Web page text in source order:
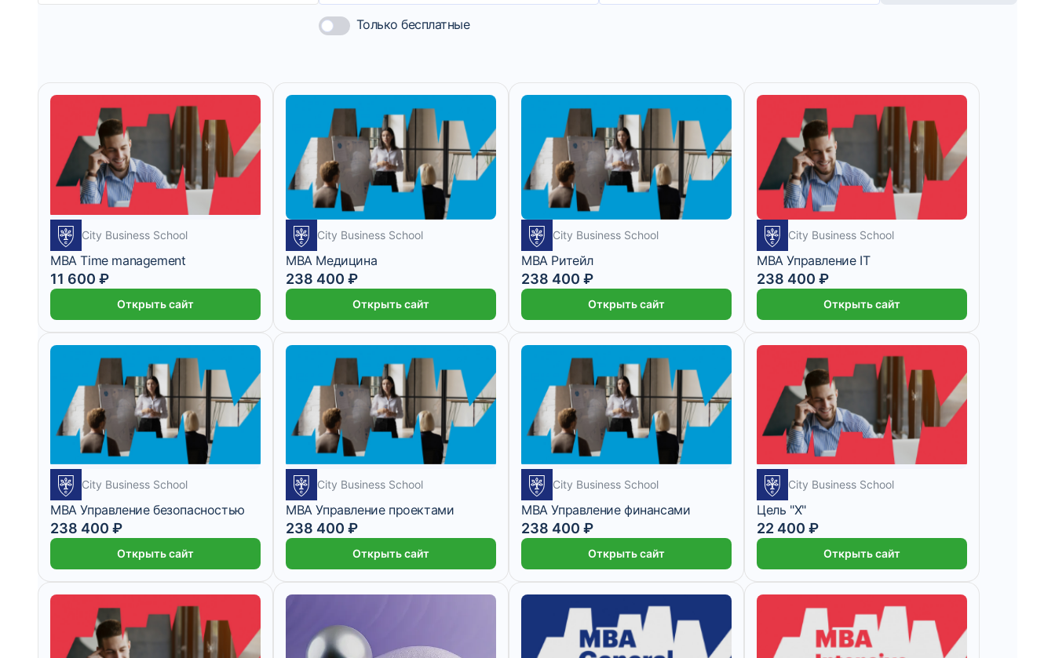
Только бесплатные
City Business School
MBA Time management
11 600 ₽
Открыть сайт
City Business School
MBA Медицина
238 400 ₽
Открыть сайт
City Business School
MBA Ритейл
238 400 ₽
Открыть сайт
City Business School
MBA Управление IT
238 400 ₽
Открыть сайт
City Business School
MBA Управление безопасностью
238 400 ₽
Открыть сайт
City Business School
MBA Управление проектами
238 400 ₽
Открыть сайт
City Business School
MBA Управление финансами
238 400 ₽
Открыть сайт
City Business School
Цель "Х"
22 400 ₽
Открыть сайт